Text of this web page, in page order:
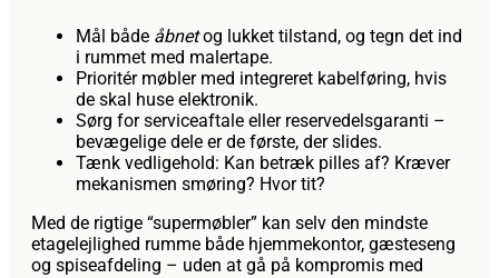
Mål både åbnetog lukket tilstand, og tegn det ind
i rummet med malertape.
Prioritér møbler med integreret kabelføring, hvis
de skal huse elektronik.
Sørg for serviceaftale eller reservedelsgaranti –
bevægelige dele er de første, der slides.
Tænk vedligehold: Kan betræk pilles af? Kræver
mekanismen smøring? Hvor tit?
Med de rigtige “supermøbler” kan selv den mindste
etagelejlighed rumme både hjemmekontor, gæsteseng
og spiseafdeling – uden at gå på kompromis med